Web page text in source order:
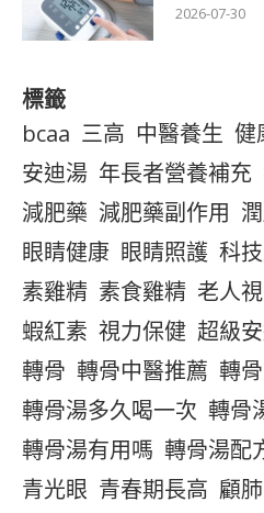
2026-07-30
標籤
bcaa 三高 中醫養生 健
安迪湯 年長者營養補充
減肥藥 減肥藥副作用
眼睛健康 眼睛照護 科
素雞精 素食雞精 老人
蝦紅素 視力保健 超級
轉骨 轉骨中醫推薦 轉
轉骨湯多久喝一次 轉骨
轉骨湯有用嗎 轉骨湯配
青光眼 青春期長高 顧肺